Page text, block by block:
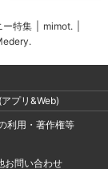
ー特集 mimot.
プリ&Web)
利用・著作権等
お問い合わせ